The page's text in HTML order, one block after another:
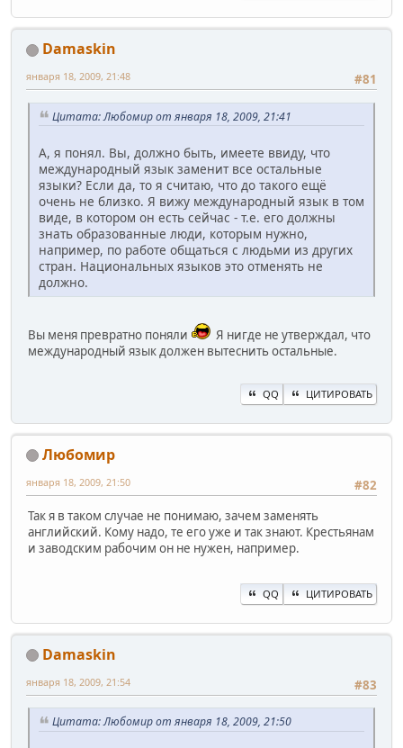
Damaskin
#81
января 18, 2009, 21:48
Цитата: Любомир от января 18, 2009, 21:41
А, я понял. Вы, должно быть, имеете ввиду, что
международный язык заменит все остальные
языки? Если да, то я считаю, что до такого ещё
очень не близко. Я вижу международный язык в том
виде, в котором он есть сейчас - т.е. его должны
знать образованные люди, которым нужно,
например, по работе общаться с людьми из других
стран. Национальных языков это отменять не
должно.
Вы меня превратно поняли
Я нигде не утверждал, что
международный язык должен вытеснить остальные.
QQ ЦИТИРОВАТЬ
Любомир
#82
января 18, 2009, 21:50
Так я в таком случае не понимаю, зачем заменять
английский. Кому надо, те его уже и так знают. Крестьянам
и заводским рабочим он не нужен, например.
QQ ЦИТИРОВАТЬ
Damaskin
#83
января 18, 2009, 21:54
Цитата: Любомир от января 18, 2009, 21:50